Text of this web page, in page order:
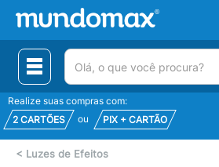
(pesquisar)
Realize suas compras com:
2 CARTÕES
ou PIX + CARTÃO
< Luzes de Efeitos